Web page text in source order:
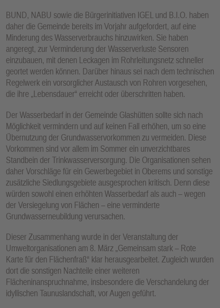
BUND, NABU sowie die Bürgerinitiativen IGEL und B.I.O. haben
daher die Gemeinde bereits im Vorjahr aufgefordert, auf eine
Minderung des Wasserverbrauchs hinzuwirken. Sie haben
angeregt, zur Verminderung der Wasserverluste Sensoren
einzubauen, mit denen Leckagen im Rohrleitungsnetz schneller
geortet werden können. Darüber hinaus sei nach dem technischen
Regelwerk ein vorsorglicher Austausch von Rohren vorgesehen,
die ihre „Lebensdauer“ erreicht oder überschritten haben.
Der Wasserbedarf in der Gemeinde Glashütten sollte sich nach
Möglichkeit vermindern und auf keinen Fall erhöhen, um so eine
Übernutzung der Grundwasservorkommen zu vermeiden. Diese
Vorkommen sind vor allem im Sommer ein unverzichtbares
Standbein der Trinkwasserversorgung. Die Organisationen sehen
daher Vorschläge für ein Gewerbegebiet in Oberems und sonstige
zusätzliche Siedlungsgebiete ausgesprochen kritisch. Denn diese
würden sowohl einen erhöhten Wasserbedarf als auch – wegen
der Versiegelung von Flächen – eine verminderte
Grundwasserneubildung verursachen.
Dieser Zusammenhang wurde in der Veranstaltung der
Umweltorganisationen am 8. März „Gemeinsam stark – Rote
Karte für den Flächenfraß“ klar herausgearbeitet. Zugleich wurden
dort die sonstigen Nachteile einer weiteren
Flächeninanspruchnahme, insbesondere die Verschandelung der
idyllischen Taunuslandschaft, vor Augen geführt.